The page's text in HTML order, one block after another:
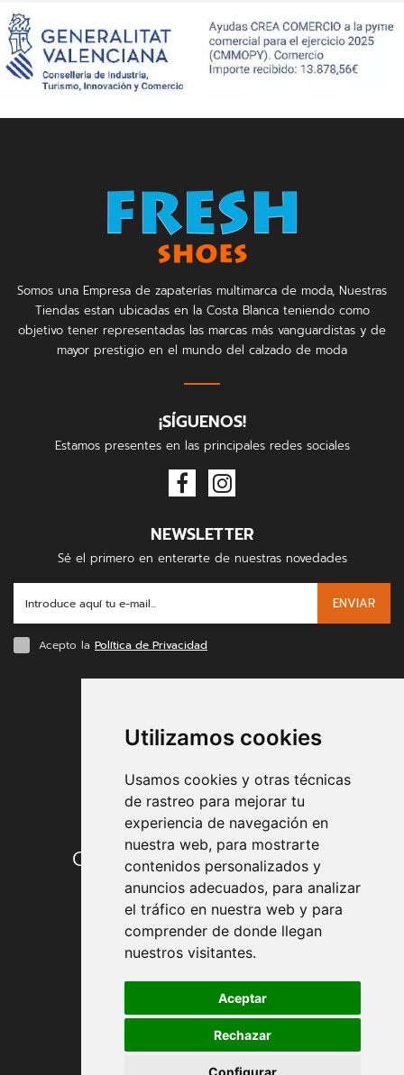
Utilizamos cookies
Usamos cookies y otras técnicas
de rastreo para mejorar tu
experiencia de navegación en
nuestra web, para mostrarte
contenidos personalizados y
anuncios adecuados, para analizar
el tráfico en nuestra web y para
comprender de donde llegan
nuestros visitantes.
Aceptar
Rechazar
Configurar
Somos una Empresa de zapaterías multimarca de moda, Nuestras
Tiendas estan ubicadas en la Costa Blanca teniendo como
objetivo tener representadas las marcas más vanguardistas y de
mayor prestigio en el mundo del calzado de moda
¡SÍGUENOS!
Estamos presentes en las principales redes sociales
NEWSLETTER
Sé el primero en enterarte de nuestras novedades
ENVIAR
Acepto la Política de Privacidad
Condiciones de contratación
Envío y entrega
Devoluciones
Formas de pago
Política de Privacidad